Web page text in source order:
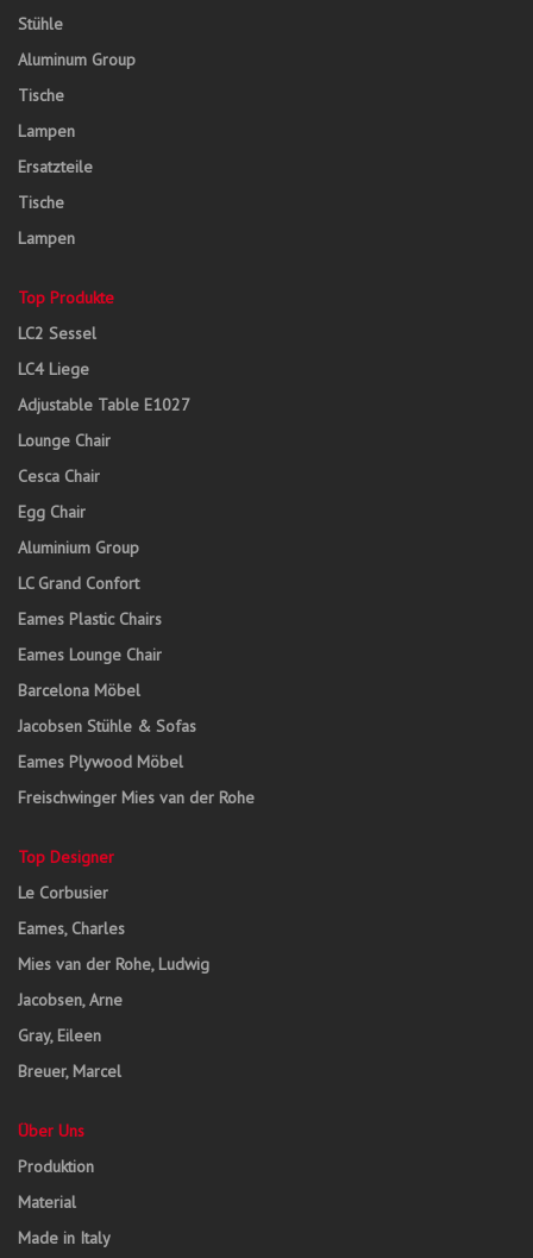
Stühle
Aluminum Group
Tische
Lampen
Ersatzteile
Tische
Lampen
Top Produkte
LC2 Sessel
LC4 Liege
Adjustable Table E1027
Lounge Chair
Cesca Chair
Egg Chair
Aluminium Group
LC Grand Confort
Eames Plastic Chairs
Eames Lounge Chair
Barcelona Möbel
Jacobsen Stühle & Sofas
Eames Plywood Möbel
Freischwinger Mies van der Rohe
Top Designer
Le Corbusier
Eames, Charles
Mies van der Rohe, Ludwig
Jacobsen, Arne
Gray, Eileen
Breuer, Marcel
Über Uns
Produktion
Material
Made in Italy